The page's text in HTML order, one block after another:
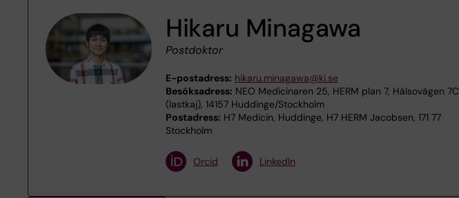
Hikaru Minagawa
Postdoktor
E-postadress: hikaru.minagawa@ki.se
Besöksadress: NEO Medicinaren 25, HERM plan 7, Hälsovägen 7C
(lastkaj), 14157 Huddinge/Stockholm
Postadress: H7 Medicin, Huddinge, H7 HERM Jacobsen, 171 77
Stockholm
Orcid LinkedIn